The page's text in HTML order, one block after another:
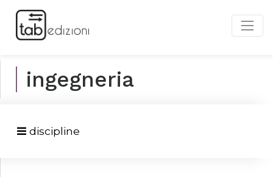
ingegneria
discipline